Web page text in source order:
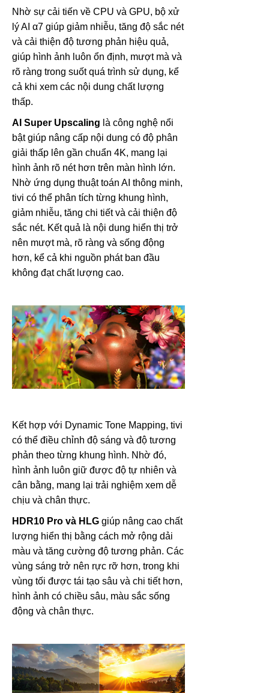
Nhờ sự cải tiến về CPU và GPU, bộ xử
lý AI α7 giúp giảm nhiễu, tăng độ sắc nét
và cải thiện độ tương phản hiệu quả,
giúp hình ảnh luôn ổn định, mượt mà và
rõ ràng trong suốt quá trình sử dụng, kể
cả khi xem các nội dung chất lượng
thấp.
AI Super Upscaling là công nghệ nổi
bật giúp nâng cấp nội dung có độ phân
giải thấp lên gần chuẩn 4K, mang lại
hình ảnh rõ nét hơn trên màn hình lớn.
Nhờ ứng dụng thuật toán AI thông minh,
tivi có thể phân tích từng khung hình,
giảm nhiễu, tăng chi tiết và cải thiện độ
sắc nét. Kết quả là nội dung hiển thị trở
nên mượt mà, rõ ràng và sống động
hơn, kể cả khi nguồn phát ban đầu
không đạt chất lượng cao.
Kết hợp với Dynamic Tone Mapping, tivi
có thể điều chỉnh độ sáng và độ tương
phản theo từng khung hình. Nhờ đó,
hình ảnh luôn giữ được độ tự nhiên và
cân bằng, mang lại trải nghiệm xem dễ
chịu và chân thực.
HDR10 Pro và HLG giúp nâng cao chất
lượng hiển thị bằng cách mở rộng dải
màu và tăng cường độ tương phản. Các
vùng sáng trở nên rực rỡ hơn, trong khi
vùng tối được tái tạo sâu và chi tiết hơn,
hình ảnh có chiều sâu, màu sắc sống
động và chân thực.